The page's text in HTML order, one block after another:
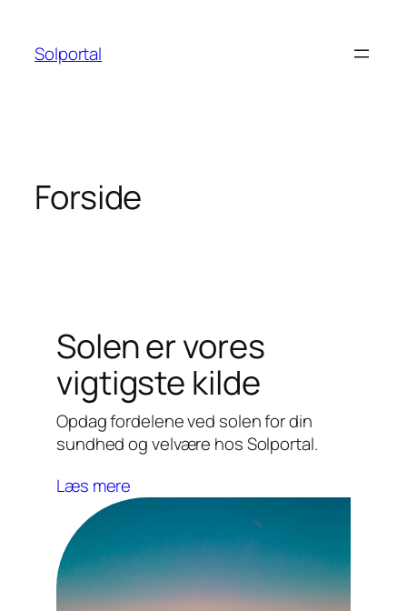
indhold
Solportal
Forside
Solen er vores
vigtigste kilde
Opdag fordelene ved solen for din
sundhed og velvære hos Solportal.
Læs mere